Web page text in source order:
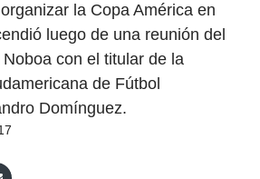
la Copa América en
luego de una reunión del
con el titular de la
de Fútbol
Domínguez.